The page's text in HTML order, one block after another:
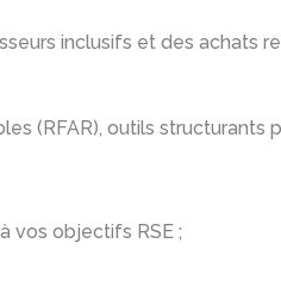
inclusifs et des achats
(RFAR), outils structurants
vos objectifs RSE ;